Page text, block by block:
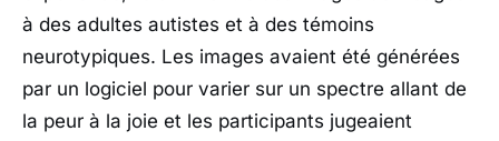
à des adultes autistes et à des témoins
neurotypiques. Les images avaient été générées
par un logiciel pour varier sur un spectre allant de
la peur à la joie et les participants jugeaient